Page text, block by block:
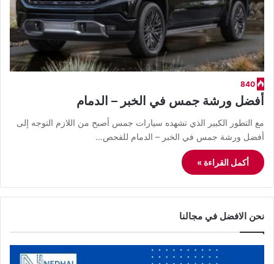
840
أفضل ورشة جمس في الخبر – الدمام
مع التطور الكبير الذي تشهده سيارات جمس أصبح من اللازم التوجه إلى
أفضل ورشة جمس في الخبر – الدمام للفحص…
أكمل القراءة »
نحن الافضل في مجالنا